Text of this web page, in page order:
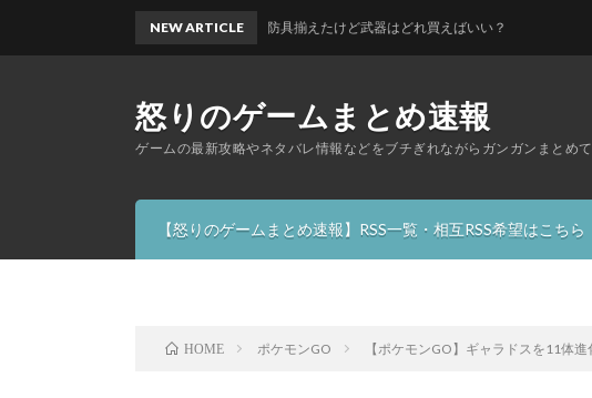
怒りのゲームまとめ速報
ゲームの最新攻略やネタバレ情報などをブチぎれながらガンガンまとめて
【怒りのゲームまとめ速報】RSS一覧・相互RSS希望はこちら
NEW ARTICLE
ブザワイルド】古代兵装の防具揃えたけど武器はどれ買えばいい？
HOME ポケモンGO 【ポケモンGO】ギャラドスを11体